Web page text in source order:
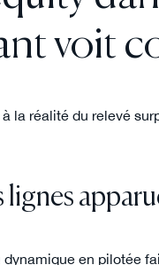
voit
la réalité du relevé
lignes
dynamique en pilotée